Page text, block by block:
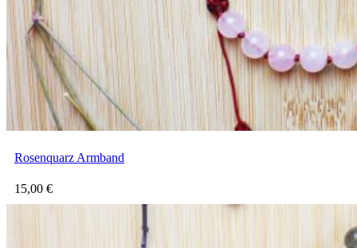
Rosenquarz Armband
15,00 €